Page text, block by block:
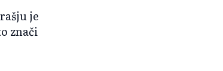
je
znači